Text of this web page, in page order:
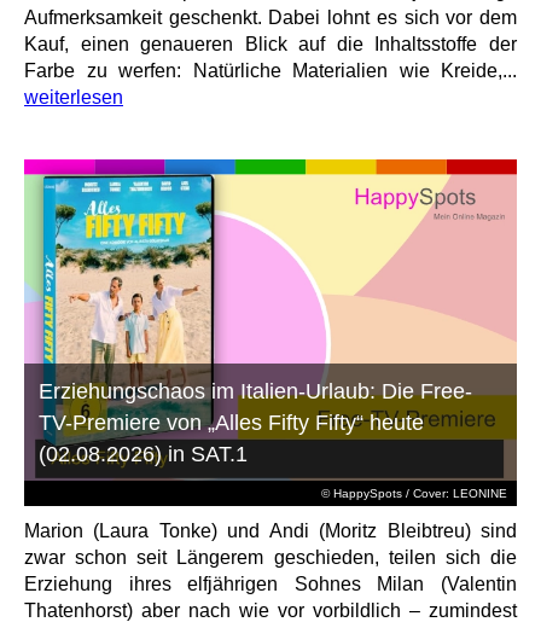
Aufmerksamkeit geschenkt. Dabei lohnt es sich vor dem
Kauf, einen genaueren Blick auf die Inhaltsstoffe der
Farbe zu werfen: Natürliche Materialien wie Kreide,...
weiterlesen
© HappySpots / Cover: LEONINE
Erziehungschaos im Italien-Urlaub: Die Free-
TV-Premiere von „Alles Fifty Fifty“ heute
(02.08.2026) in SAT.1
Marion (Laura Tonke) und Andi (Moritz Bleibtreu) sind
zwar schon seit Längerem geschieden, teilen sich die
Erziehung ihres elfjährigen Sohnes Milan (Valentin
Thatenhorst) aber nach wie vor vorbildlich – zumindest